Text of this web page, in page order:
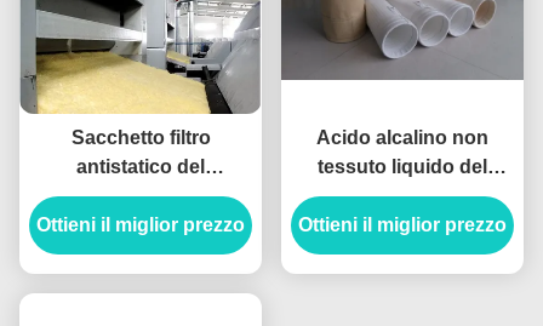
Sacchetto filtro
antistatico del
Polyimide P84 1x1x1m
con il filato di PTFE
Ottieni il miglior prezzo
Acido alcalino non
tessuto liquido del
sacchetto filtro di PTFE
micro anti anti
Ottieni il miglior prezzo